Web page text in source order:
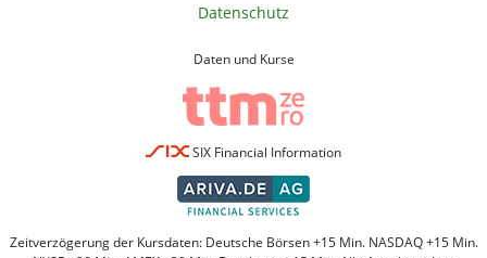
Datenschutz
Daten und Kurse
SIX Financial Information
Zeitverzögerung der Kursdaten: Deutsche Börsen +15 Min. NASDAQ +15 Min.